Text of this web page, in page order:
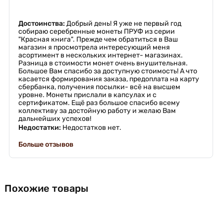
Достоинства: Добрый день! Я уже не первый год
собираю серебренные монеты ПРУФ из серии
"Красная книга". Прежде чем обратиться в Ваш
магазин я просмотрела интересующий меня
асортимент в нескольких интернет- магазинах.
Разница в стоимости монет очень внушительная.
Большое Вам спасибо за доступную стоимость! А что
касается формирования заказа, предоплата на карту
сбербанка, получения посылки- всё на высшем
уровне. Монеты прислали в капсулах и с
сертификатом. Ещё раз большое спасибо всему
коллективу за достойную работу и желаю Вам
дальнейших успехов!
Недостатки: Недостатков нет.
Больше отзывов
Похожие товары